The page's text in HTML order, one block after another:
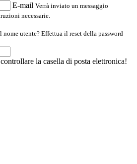
E-mail Verrà inviato un messaggio
necessarie.
nome utente? Effettua il reset della password
la casella di posta elettronica!